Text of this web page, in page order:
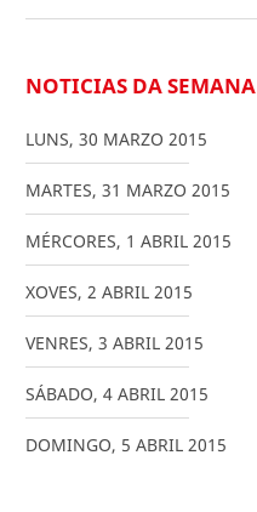
NOTICIAS DA SEMANA
LUNS, 30 MARZO 2015
MARTES, 31 MARZO 2015
MÉRCORES, 1 ABRIL 2015
XOVES, 2 ABRIL 2015
VENRES, 3 ABRIL 2015
SÁBADO, 4 ABRIL 2015
DOMINGO, 5 ABRIL 2015